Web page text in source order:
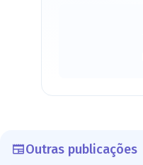
Outras publicações